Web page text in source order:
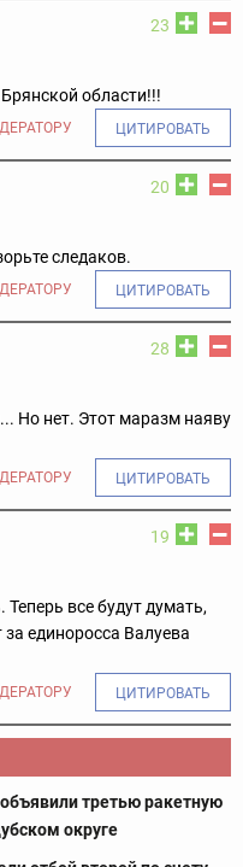
23
области!!!
ЦИТИРОВАТЬ
20
следаков.
ЦИТИРОВАТЬ
28
Но нет. Этот маразм наяву
ЦИТИРОВАТЬ
19
все будут думать,
единоросса Валуева
ЦИТИРОВАТЬ
третью ракетную
округе